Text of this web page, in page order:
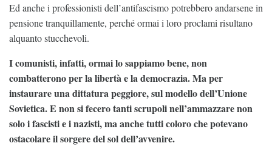
Ed anche i professionisti dell’antifascismo potrebbero andarsene in
pensione tranquillamente, perché ormai i loro proclami risultano
alquanto stucchevoli.
I comunisti, infatti, ormai lo sappiamo bene, non
combatterono per la libertà e la democrazia. Ma per
instaurare una dittatura peggiore, sul modello dell’Unione
Sovietica. E non si fecero tanti scrupoli nell’ammazzare non
solo i fascisti e i nazisti, ma anche tutti coloro che potevano
ostacolare il sorgere del sol dell’avvenire.